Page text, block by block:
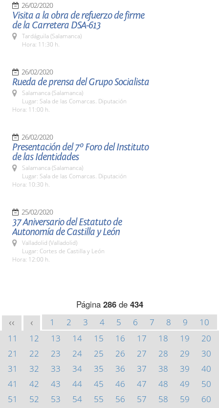
26/02/2020
Visita a la obra de refuerzo de firme
de la Carretera DSA-613
Tardáguila (Salamanca)
Hora: 11:30 h.
26/02/2020
Rueda de prensa del Grupo Socialista
Salamanca (Salamanca)
Lugar: Sala de las Comarcas. Diputación
Hora: 11:00 h.
26/02/2020
Presentación del 7º Foro del Instituto
de las Identidades
Salamanca (Salamanca)
Lugar: Sala de las Comarcas. Diputación
Hora: 10:30 h.
25/02/2020
37 Aniversario del Estatuto de
Autonomía de Castilla y León
Valladolid (Valladolid)
Lugar: Cortes de Castilla y León
Hora: 12:00 h.
Página 286de 434
<< < 1 2 3 4 5 6 7 8 9
10
11
12 13 14 15 16 17 18 19
20
21
22 23 24 25 26 27 28 29
30
31
32 33 34 35 36 37 38 39
40
41
42 43 44 45 46 47 48 49
50
51
52 53 54 55 56 57 58 59
60